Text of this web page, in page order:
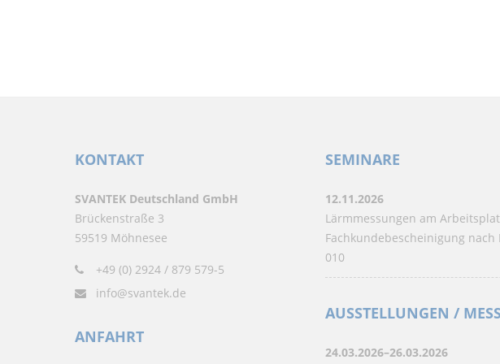
KONTAKT
SVANTEK Deutschland GmbH
Brückenstraße 3
59519 Möhnesee
+49 (0) 2924 / 879 579-5
info@svantek.de
ANFAHRT
SEMINARE
12.11.2026
Lärmmessungen am
Fachkundebescheinigung nach
010
AUSSTELLUNGEN /
24.03.2026–26.03.2026